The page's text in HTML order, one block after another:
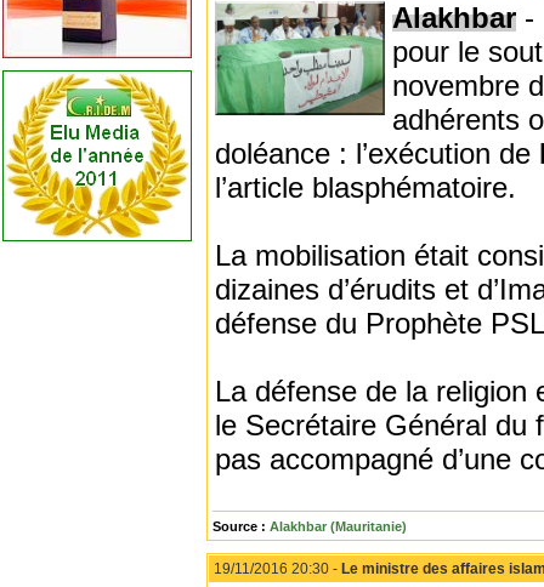
Alakhbar -
pour le
novembre
adhérents
doléance : l’exécution de
l’article blasphématoire.
La mobilisation était
dizaines d’érudits et
défense du Prophète
La défense de la religion
le Secrétaire Général du
pas accompagné d’une
Source : Alakhbar (Mauritanie)
19/11/2016 20:30 - Le ministre des affaires